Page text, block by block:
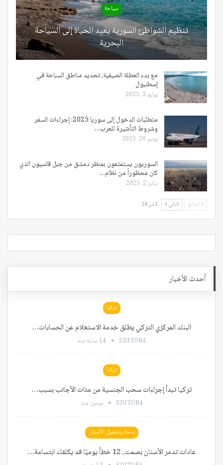
سياحة
تنظيم الشواطئ السورية يعيد الحياة إلى السياحة
البحرية
مع بدء العطلة الصيفية..تحديد مناطق السباحة في
إسطنبول
يوليو 3, 2025
متطلبات الدخول إلى سوريا 2025: إجراءات السفر
وشروط التأشيرة للعرب…
يونيو 20, 2025
السوريون يستمتعون بمنظر دمشق من جبل قاسيون الذي
كان محظوراً من نظام…
يناير 2, 2025
السابق التالي 1 من 38
أحدث الأخبار
تركيا
البنك المركزي التركي يطلق خدمة الاستعلام عن الحسابات…
EDITOR4 14 ساعة منذ
تركيا
تركيا تبدأ إجراءات سحب الجنسية من مئات الأجانب بسبب…
EDITOR4 يومين منذ
صحة وتجميل الأسنان
عادات تدمر الأسنان بصمت.. 12 خطأ يوميًا قد يكلفك ابتسامة…